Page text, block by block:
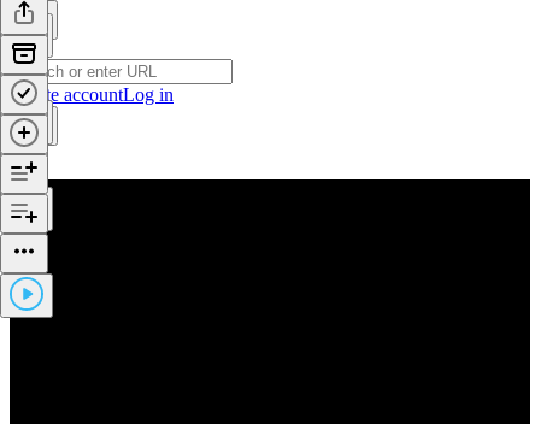
Create accountLog in